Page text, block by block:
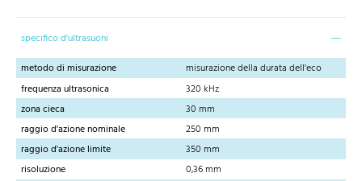
specifico d'ultrasuoni
metodo di misurazione
misurazione della durata dell'eco
frequenza ultrasonica
320 kHz
zona cieca
30 mm
raggio d'azione nominale
250 mm
raggio d'azione limite
350 mm
risoluzione
0,36 mm